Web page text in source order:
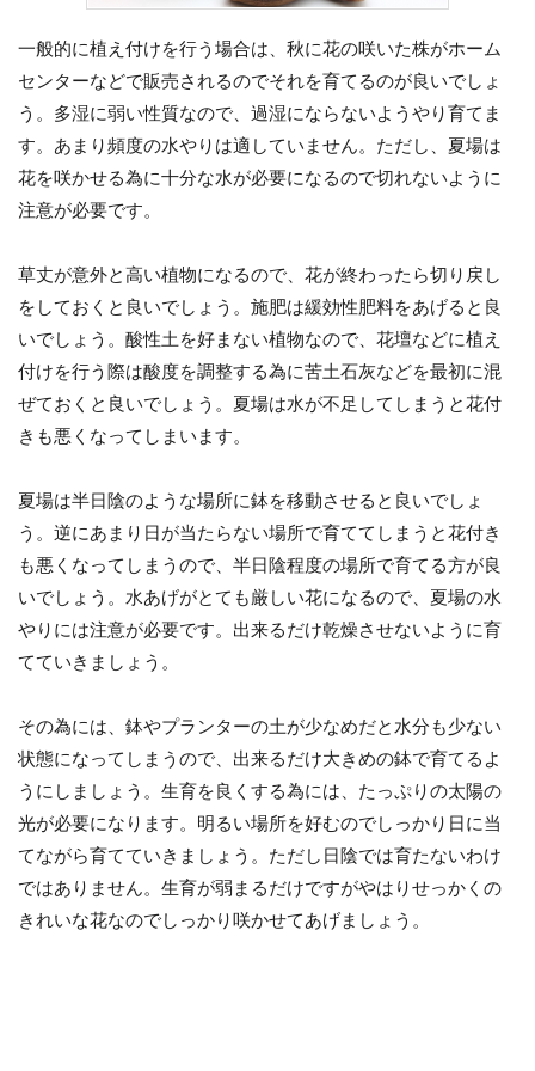
一般的に植え付けを行う場合は、秋に花の咲いた株がホーム
センターなどで販売されるのでそれを育てるのが良いでしょ
う。多湿に弱い性質なので、過湿にならないようやり育てま
す。あまり頻度の水やりは適していません。ただし、夏場は
花を咲かせる為に十分な水が必要になるので切れないように
注意が必要です。
草丈が意外と高い植物になるので、花が終わったら切り戻し
をしておくと良いでしょう。施肥は緩効性肥料をあげると良
いでしょう。酸性土を好まない植物なので、花壇などに植え
付けを行う際は酸度を調整する為に苦土石灰などを最初に混
ぜておくと良いでしょう。夏場は水が不足してしまうと花付
きも悪くなってしまいます。
夏場は半日陰のような場所に鉢を移動させると良いでしょ
う。逆にあまり日が当たらない場所で育ててしまうと花付き
も悪くなってしまうので、半日陰程度の場所で育てる方が良
いでしょう。水あげがとても厳しい花になるので、夏場の水
やりには注意が必要です。出来るだけ乾燥させないように育
てていきましょう。
その為には、鉢やプランターの土が少なめだと水分も少ない
状態になってしまうので、出来るだけ大きめの鉢で育てるよ
うにしましょう。生育を良くする為には、たっぷりの太陽の
光が必要になります。明るい場所を好むのでしっかり日に当
てながら育てていきましょう。ただし日陰では育たないわけ
ではありません。生育が弱まるだけですがやはりせっかくの
きれいな花なのでしっかり咲かせてあげましょう。